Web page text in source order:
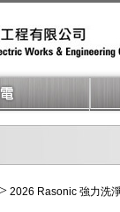
> 2026 Rasonic 強力洗